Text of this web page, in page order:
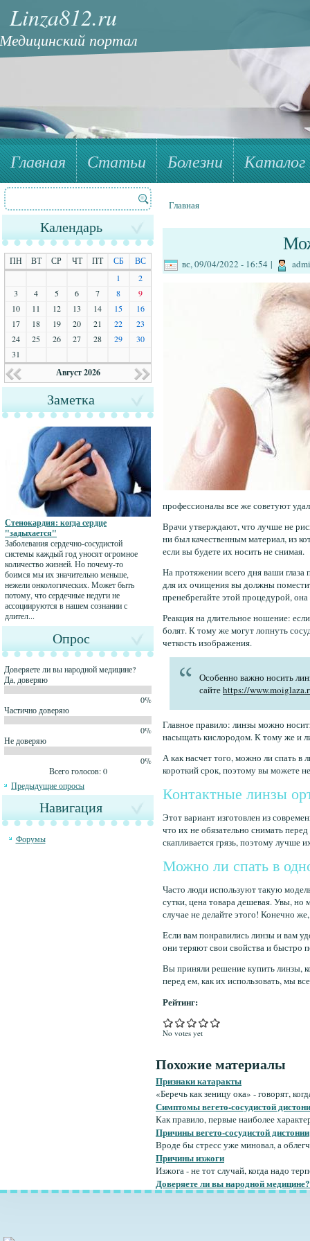
Linza812.ru
портал
Главная Статьи Болезни Каталог
Форма поиска
Поиск
Календарь
ПН ВТ СР ЧТ ПТ СБ
ВС
1
2
3
4 5 6 7 8
9
10
11 12 13 14 15
16
17
18 19 20 21 22
23
24
25 26 27 28 29
30
31
Август 2026
Заметка
Стенокардия: когда сердце
"задыхается"
Заболевания сердечно-сосудистой
системы каждый год уносят огромное
количество жизней. Но почему-то
боимся мы их значительно меньше,
нежели онкологических. Может быть
потому, что сердечные недуги не
ассоциируются в нашем сознании с
длител...
Опрос
Доверяете ли вы народной медицине?
Да, доверяю
0%
Частично доверяю
0%
Не доверяю
0%
Всего голосов: 0
Предыдущие опросы
Навигация
Форумы
Вы здесь
Главная
вс, 09/04/2022 - 16:54 |
профессионалы все же советуют
Врачи утверждают, что лучше не
ни был качественным материал, из
если вы будете их носить не снимая.
На протяжении всего дня ваши
для их очищения вы должны
пренебрегайте этой процедурой,
Реакция на длительное ношение:
болят. К тому же могут лопнуть
четкость изображения.
Особенно важно носить
сайтеhttps://
Главное правило: линзы можно
насыщать кислородом. К тому же и
А как насчет того, можно ли спать в
короткий срок, поэтому вы можете не
Контактные линзы
Этот вариант изготовлен из
что их не обязательно снимать
скапливается грязь, поэтому лучше
Можно ли спать в
Часто люди используют такую
сутки, цена товара дешевая. Увы,
случае не делайте этого! Конечно
Если вам понравились линзы и вам
они теряют свои свойства и быстро
Вы приняли решение купить линзы,
перед ем, как их использовать, мы
Рейтинг:
No votes yet
Похожие материалы
Признаки катаракты
«Беречь как зеницу ока» - говорят,
Симптомы вегето-сосудистой
Как правило, первые наиболее
Причины вегето-сосудистой дистонии
Вроде бы стресс уже миновал, а
Причины изжоги
Изжога - не тот случай, когда надо
Доверяете ли вы народной медицине?